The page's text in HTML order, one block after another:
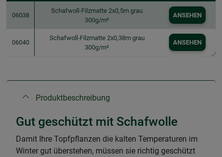
06038
Schafwoll-Filzmatte 2x0,5m grau
300g/m²
ANSEHEN
06040
Schafwoll-Filzmatte 2x0,38m grau
300g/m²
ANSEHEN
Produktbeschreibung
Gut geschützt mit Schafwolle
Damit Ihre Topfpflanzen die kalten Temperaturen im
Winter gut überstehen, müssen sie richtig geschützt